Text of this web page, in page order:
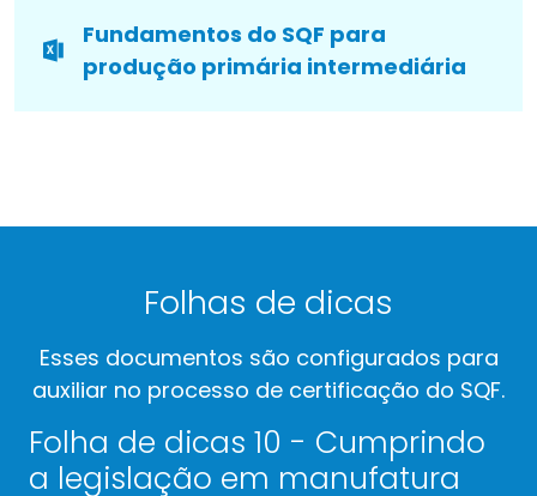
Fundamentos do SQF para
produção primária intermediária
Folhas de dicas
Esses documentos são configurados para
auxiliar no processo de certificação do SQF.
Folha de dicas 10 - Cumprindo
a legislação em manufatura